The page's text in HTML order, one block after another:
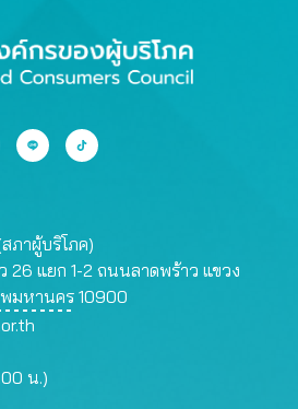
ภาผู้บริโภค)
26 แยก 1-2 ถนนลาดพร้าว แขวง
พมหานคร 10900
น.)